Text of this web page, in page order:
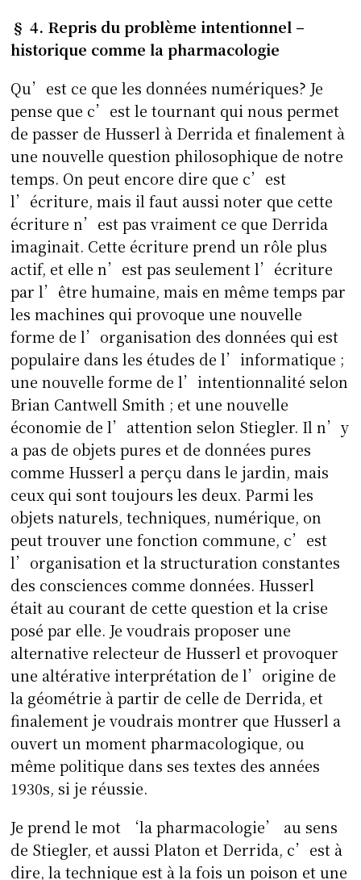
§ 4. Repris du problème intentionnel –
historique comme la pharmacologie
Qu’est ce que les données numériques? Je
pense que c’est le tournant qui nous permet
de passer de Husserl à Derrida et finalement à
une nouvelle question philosophique de notre
temps. On peut encore dire que c’est
l’écriture, mais il faut aussi noter que cette
écriture n’est pas vraiment ce que Derrida
imaginait. Cette écriture prend un rôle plus
actif, et elle n’est pas seulement l’écriture
par l’être humaine, mais en même temps par
les machines qui provoque une nouvelle
forme de l’organisation des données qui est
populaire dans les études de l’informatique ;
une nouvelle forme de l’intentionnalité selon
Brian Cantwell Smith ; et une nouvelle
économie de l’attention selon Stiegler. Il n’y
a pas de objets pures et de données pures
comme Husserl a perçu dans le jardin, mais
ceux qui sont toujours les deux. Parmi les
objets naturels, techniques, numérique, on
peut trouver une fonction commune, c’est
l’organisation et la structuration constantes
des consciences comme données. Husserl
était au courant de cette question et la crise
posé par elle. Je voudrais proposer une
alternative relecteur de Husserl et provoquer
une altérative interprétation de l’origine de
la géométrie à partir de celle de Derrida, et
finalement je voudrais montrer que Husserl a
ouvert un moment pharmacologique, ou
même politique dans ses textes des années
1930s, si je réussie.
Je prend le mot ‘la pharmacologie’ au sens
de Stiegler, et aussi Platon et Derrida, c’est à
dire, la technique est à la fois un poison et une